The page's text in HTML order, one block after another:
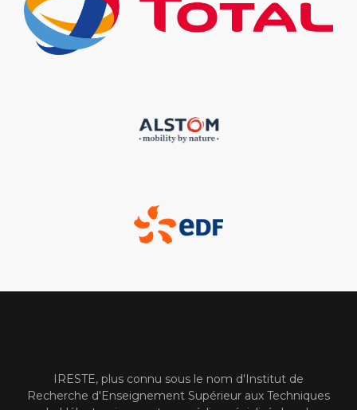
IRESTE, plus connu sous le nom d'Institut de
Recherche d'Enseignement Supérieur aux Techniques